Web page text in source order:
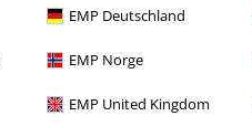
EMP Deutschland
EMP Norge
EMP United Kingdom